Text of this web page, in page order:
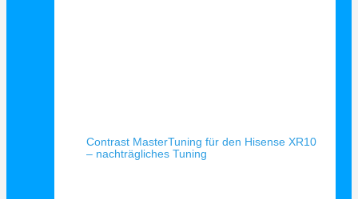
Contrast MasterTuning für den Hisense XR10
– nachträgliches Tuning